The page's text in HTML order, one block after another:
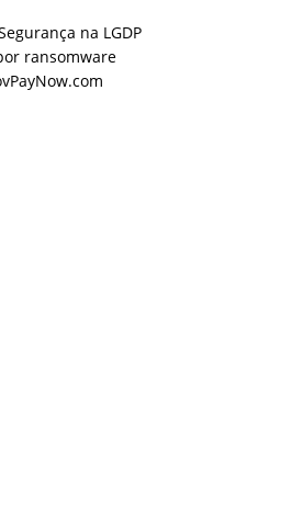
na LGDP
ransomware